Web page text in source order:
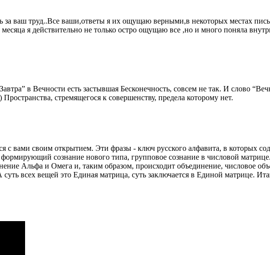
за ваш труд..Все ваши,ответы я их ощущаю верными,в некоторых местах
я действительно не только остро ощущаю все ,но и много поняла
в Вечности есть застывшая Бесконечность, совсем не так. И слово
стремящегося к совершенству, предела которому нет.
с вами своим открытием. Эти фразы - ключ русского алфавита, в которых
сознание нового типа, групповое сознание в числовой
Альфа и Омега и, таким образом, происходит объединение, числовое
всех вещей это Единая матрица, суть заключается в Единой матрице.